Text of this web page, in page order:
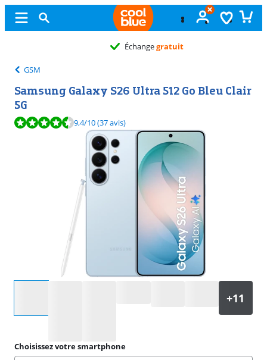
Échangegratuit
GSM
Samsung Galaxy S26 Ultra 512 Go Bleu Clair
5G
La note est de 9,4 sur 10, basée sur 37 avis.
9,4/10(37 avis)
Choisissez votre smartphone